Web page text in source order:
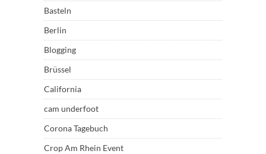
Basteln
Berlin
Blogging
Brüssel
California
cam underfoot
Corona Tagebuch
Crop Am Rhein Event